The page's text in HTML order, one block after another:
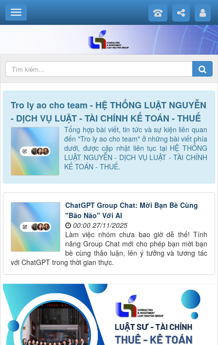
Tro ly ao cho team - HỆ THỐNG LUẬT NGUYỄN
- DỊCH VỤ LUẬT - TÀI CHÍNH KẾ TOÁN - THUẾ
Tổng hợp bài viết, tin tức và sự kiện liên quan
đến "Tro ly ao cho team" ở những bài viết phía
dưới, được cập nhật liên tục tại HỆ THỐNG
LUẬT NGUYỄN - DỊCH VỤ LUẬT - TÀI CHÍNH
KẾ TOÁN - THUẾ.
ChatGPT Group Chat: Mời Bạn Bè Cùng
"Bão Não" Với AI
00:00 27/11/2025
Làm việc nhóm chưa bao giờ dễ thế! Tính
năng Group Chat mới cho phép bạn mời bạn
bè cùng thảo luận, lên ý tưởng và tương tác
với ChatGPT trong thời gian thực.